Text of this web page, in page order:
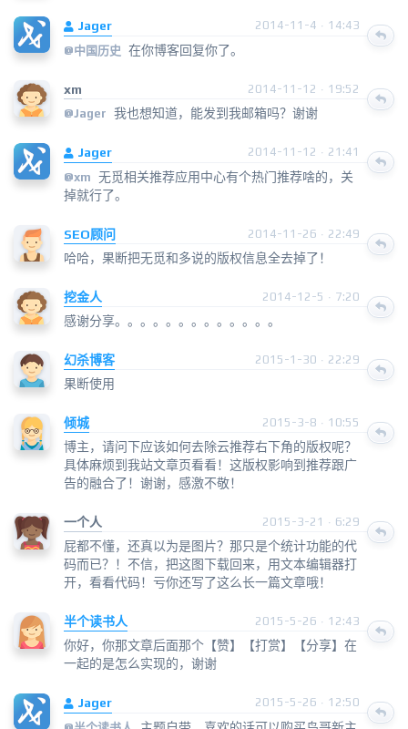
Jager
2014-11-4 · 14:43
@中国历史 在你博客回复你了。
xm
2014-11-12 · 19:52
@Jager 我也想知道，能发到我邮箱吗？谢谢
Jager
2014-11-12 · 21:41
@xm 无觅相关推荐应用中心有个热门推荐啥的，关
掉就行了。
SEO顾问 2014-11-26 · 22:49
哈哈，果断把无觅和多说的版权信息全去掉了！
挖金人 2014-12-5 · 7:20
感谢分享。。。。。。。。。。。。。
幻杀博客 2015-1-30 · 22:29
果断使用
倾城 2015-3-8 · 10:55
博主，请问下应该如何去除云推荐右下角的版权呢？
具体麻烦到我站文章页看看！这版权影响到推荐跟广
告的融合了！谢谢，感激不敬！
一个人 2015-3-21 · 6:29
屁都不懂，还真以为是图片？那只是个统计功能的代
码而已？！不信，把这图下载回来，用文本编辑器打
开，看看代码！亏你还写了这么长一篇文章哦！
半个读书人 2015-5-26 · 12:43
你好，你那文章后面那个【赞】【打赏】【分享】在
一起的是怎么实现的，谢谢
Jager
2015-5-26 · 12:50